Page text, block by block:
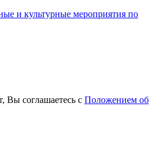
и культурные мероприятия по
Вы соглашаетесь с Положением об